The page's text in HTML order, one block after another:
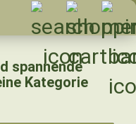
spannende
Kategorie